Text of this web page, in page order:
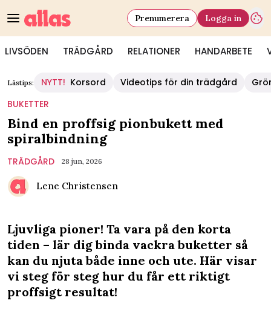
LIVSÖDEN TRÄDGÅRD RELATIONER HANDARBETE
Prenumerera Logga in
Lästips: NYTT! Korsord Videotips för din trädgård
BUKETTER
Bind en proffsig pionbukett med
spiralbindning
TRÄDGÅRD 28 jun, 2026
Lene Christensen
Ljuvliga pioner! Ta vara på den korta
tiden – lär dig binda vackra buketter så
kan du njuta både inne och ute. Här visar
vi steg för steg hur du får ett riktigt
proffsigt resultat!